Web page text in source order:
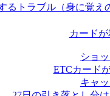
るトラブル（身に覚
カード
ショ
ETCカード
キャ